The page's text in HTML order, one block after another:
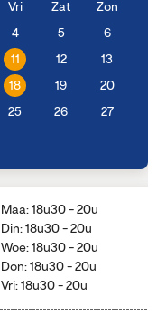
Vri Zat Zon
4 5 6
11 12 13
18 19 20
25 26 27
Maa: 18u30 - 20u
Din: 18u30 - 20u
Woe: 18u30 - 20u
Don: 18u30 - 20u
Vri: 18u30 - 20u